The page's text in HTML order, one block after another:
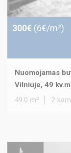
300€ (6€/m²)
Nuomojamas
Vilniuje, 49
49.0 m²
2